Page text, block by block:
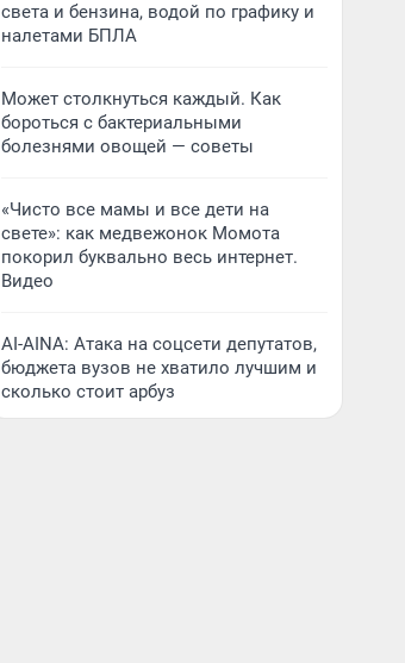
света и бензина, водой по графику и
налетами БПЛА
Может столкнуться каждый. Как
бороться с бактериальными
болезнями овощей — советы
«Чисто все мамы и все дети на
свете»: как медвежонок Момота
покорил буквально весь интернет.
Видео
AI-AINA: Атака на соцсети депутатов,
бюджета вузов не хватило лучшим и
сколько стоит арбуз